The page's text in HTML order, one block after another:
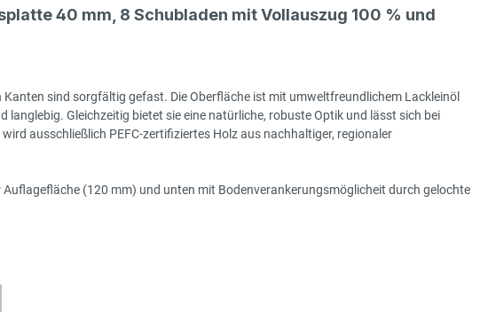
40 mm, 8 Schubladen mit Vollauszug 100 % und
sind sorgfältig gefast. Die Oberfläche ist mit umweltfreundlichem Lackleinöl
Gleichzeitig bietet sie eine natürliche, robuste Optik und lässt sich bei
ausschließlich PEFC-zertifiziertes Holz aus nachhaltiger, regionaler
(120 mm) und unten mit Bodenverankerungsmöglicheit durch gelochte